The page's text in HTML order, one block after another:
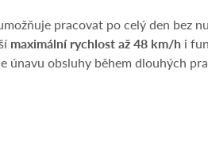
pracovat po celý den bez
maximální rychlost až 48 km/h i
únavu obsluhy během dlouhých